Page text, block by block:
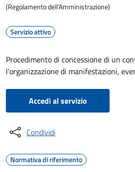
(Regolamento dell'Amministrazione)
Servizio attivo
Procedimento di concessione di un
l'organizzazione di manifestazioni,
Accedi al servizio
Condividi
Normativa di riferimento